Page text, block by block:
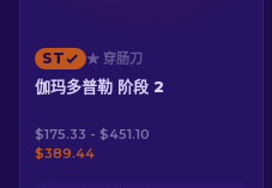
ST ★ 穿肠刀
伽玛多普勒 阶段 2
$175.33 - $451.10
$389.44